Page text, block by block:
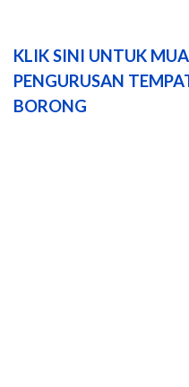
KLIK SINI UNTUK
PENGURUSAN
BORONG